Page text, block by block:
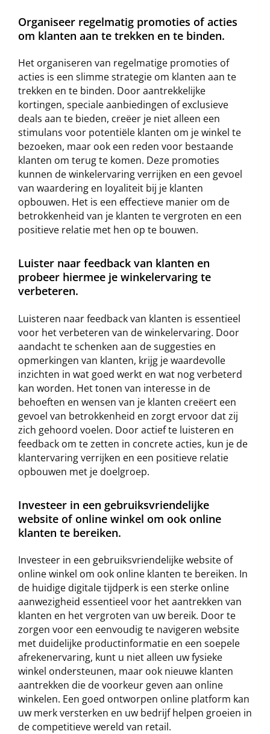
Organiseer regelmatig promoties of acties
om klanten aan te trekken en te binden.
Het organiseren van regelmatige promoties of
acties is een slimme strategie om klanten aan te
trekken en te binden. Door aantrekkelijke
kortingen, speciale aanbiedingen of exclusieve
deals aan te bieden, creëer je niet alleen een
stimulans voor potentiële klanten om je winkel te
bezoeken, maar ook een reden voor bestaande
klanten om terug te komen. Deze promoties
kunnen de winkelervaring verrijken en een gevoel
van waardering en loyaliteit bij je klanten
opbouwen. Het is een effectieve manier om de
betrokkenheid van je klanten te vergroten en een
positieve relatie met hen op te bouwen.
Luister naar feedback van klanten en
probeer hiermee je winkelervaring te
verbeteren.
Luisteren naar feedback van klanten is essentieel
voor het verbeteren van de winkelervaring. Door
aandacht te schenken aan de suggesties en
opmerkingen van klanten, krijg je waardevolle
inzichten in wat goed werkt en wat nog verbeterd
kan worden. Het tonen van interesse in de
behoeften en wensen van je klanten creëert een
gevoel van betrokkenheid en zorgt ervoor dat zij
zich gehoord voelen. Door actief te luisteren en
feedback om te zetten in concrete acties, kun je de
klantervaring verrijken en een positieve relatie
opbouwen met je doelgroep.
Investeer in een gebruiksvriendelijke
website of online winkel om ook online
klanten te bereiken.
Investeer in een gebruiksvriendelijke website of
online winkel om ook online klanten te bereiken. In
de huidige digitale tijdperk is een sterke online
aanwezigheid essentieel voor het aantrekken van
klanten en het vergroten van uw bereik. Door te
zorgen voor een eenvoudig te navigeren website
met duidelijke productinformatie en een soepele
afrekenervaring, kunt u niet alleen uw fysieke
winkel ondersteunen, maar ook nieuwe klanten
aantrekken die de voorkeur geven aan online
winkelen. Een goed ontworpen online platform kan
uw merk versterken en uw bedrijf helpen groeien in
de competitieve wereld van retail.